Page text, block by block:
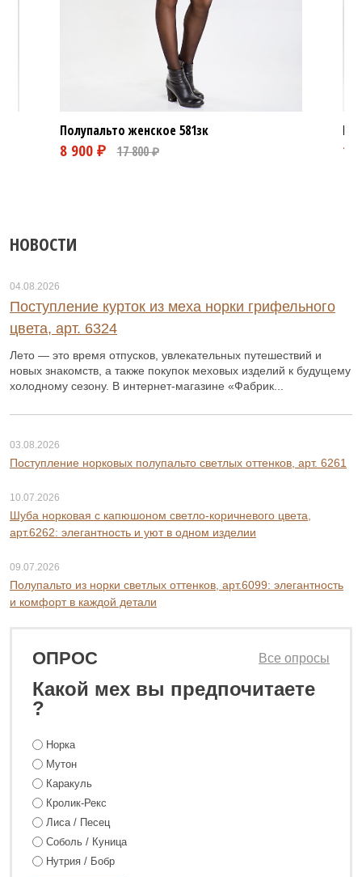
Полупальто женское581зк
8 900 ₽ 17 800 ₽
НОВОСТИ
04.08.2026
Поступление курток из меха норки грифельного
цвета, арт. 6324
Лето — это время отпусков, увлекательных путешествий и
новых знакомств, а также покупок меховых изделий к будущему
холодному сезону. В интернет-магазине «Фабрик...
03.08.2026
Поступление норковых полупальто светлых оттенков, арт. 6261
10.07.2026
Шуба норковая с капюшоном светло-коричневого цвета,
арт.6262: элегантность и уют в одном изделии
09.07.2026
Полупальто из норки светлых оттенков, арт.6099: элегантность
и комфорт в каждой детали
ОПРОС
Какой мех вы предпочитаете
?
Все опросы
Норка
Мутон
Каракуль
Кролик-Рекс
Лиса / Песец
Соболь / Куница
Нутрия / Бобр